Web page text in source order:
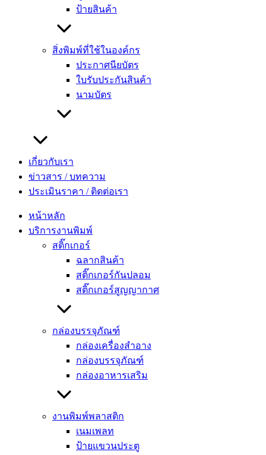
ป้ายสินค้า
สิ่งพิมพ์ที่ใช้ในองค์กร
ประกาศนียบัตร
ใบรับประกันสินค้า
นามบัตร
เกี่ยวกับเรา
ข่าวสาร / บทความ
ประเมินราคา / ติดต่อเรา
หน้าหลัก
บริการงานพิมพ์
สติ๊กเกอร์
ฉลากสินค้า
สติ๊กเกอร์กันปลอม
สติ๊กเกอร์สูญญากาศ
กล่องบรรจุภัณฑ์
กล่องเครื่องสำอาง
กล่องบรรจุภัณฑ์
กล่องอาหารเสริม
งานพิมพ์พลาสติก
เนมเพลท
ป้ายแขวนประตู
การทำความเข้าใจประเภทของป้ายโฆษณาชนิดนี้จึงเป็นพื้น
ฐานสำคัญที่ไม่ควรมองข้าม การเลือกวัสดุและรูปแบบที่ถูกต้อง
จะช่วยยืดอายุการใช้งาน ประหยัดต้นทุนในระยะยาว และที่
สำคัญคือสามารถสื่อสารกับลูกค้าได้อย่างตรงจุด บทความนี้จะ
พาไปเจาะลึกถึงประเภทต่าง ๆ ของป้ายโฆษณาหน้าชั้นวางว่ามี
กี่แบบ แต่ละแบบมีข้อดีข้อเสียอย่างไร และมีเทคนิคการเลือกใช้
อย่างไรให้ตอบโจทย์แคมเปญการตลาด เพื่อให้การลงทุนในสื่อ
โฆษณาหน้าร้านครั้งนี้คุ้มค่าและสร้างยอดขายได้สูงสุด
เจาะลึกรูปแบบและวัสดุของ ป้าย shelf
talker
1. แบ่งประเภทตามลักษณะการติดตั้งและการใช้งาน
เมื่อพูดถึงการแบ่งประเภทของสื่อโฆษณาหน้าชั้นวาง สิ่งแรกที่
ต้องพิจารณาคือลักษณะทางกายภาพและการติดตั้ง ซึ่งโดยหลัก
ๆ แล้วจะแบ่งออกเป็น 2 รูปแบบใหญ่ ๆ ที่พบเห็นได้บ่อยที่สุดและ
สร้างความสับสนให้คนสั่งผลิตมากที่สุด
รูปแบบแรกคือป้ายโฆษณา shelf talker แบบปกติ
เป็นแผ่นป้ายสี่เหลี่ยมหรือไดคัทรูปทรงต่าง ๆ ที่ติดตั้งแบบยึดติด
กับรางสอดป้ายราคา หรือใช้คลิปหนีบเพื่อให้ตัวป้ายยื่นออกมา
จากชั้นวางในลักษณะตั้งฉากหรือเอียงเล็กน้อย ข้อดีของรูปแบบ
นี้คือความมั่นคง ป้ายจะนิ่ง ไม่แกว่งไปมา ทำให้อ่านข้อความได้
ง่ายและชัดเจน เหมาะสำหรับการให้ข้อมูลรายละเอียดสินค้า
สรรพคุณ หรือเงื่อนไขโปรโมชั่นที่ต้องการให้อ่านรู้เรื่องทันที ดู
มีความเป็นทางการและน่าเชื่อถือมากกว่า